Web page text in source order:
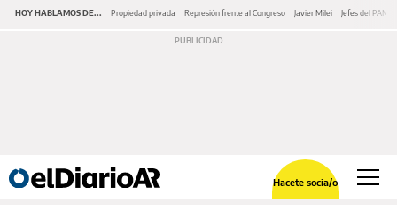
HOY HABLAMOS DE... Propiedad privada Represión frente al Congreso Javier Milei Jefes del PAMI
Hacete socia/o